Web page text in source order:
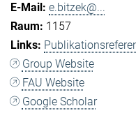
e.bitzek@...
1157
Group Website
FAU Website
Google Scholar